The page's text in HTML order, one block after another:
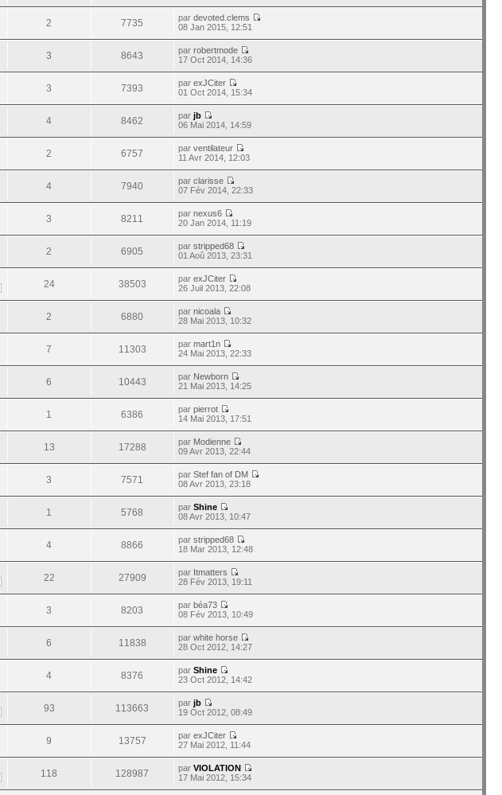
2 7735 pardevoted.clems
08 Jan 2015, 12:51
3 8643 parrobertmode
17 Oct 2014, 14:36
3 7393 parexJCiter
01 Oct 2014, 15:34
4 8462 parjb
06 Mai 2014, 14:59
2 6757 parventilateur
11 Avr 2014, 12:03
4 7940 parclarisse
07 Fév 2014, 22:33
3 8211 parnexus6
20 Jan 2014, 11:19
2 6905 parstripped68
01 Aoû 2013, 23:31
24 38503 parexJCiter
26 Juil 2013, 22:08
2 6880 parnicoala
28 Mai 2013, 10:32
7 11303 parmart1n
24 Mai 2013, 22:33
6 10443 par Newborn
21 Mai 2013, 14:25
1 6386 parpierrot
14 Mai 2013, 17:51
13 17288 par Modienne
09 Avr 2013, 22:44
3 7571 parStef fan of DM
08 Avr 2013, 23:18
1 5768 parShine
08 Avr 2013, 10:47
4 8866 parstripped68
18 Mar 2013, 12:48
22 27909 par Itmatters
28 Fév 2013, 19:11
3 8203 parbéa73
08 Fév 2013, 10:49
6 11838 parwhite horse
28 Oct 2012, 14:27
4 8376 parShine
23 Oct 2012, 14:42
93 113663 parjb
19 Oct 2012, 08:49
9 13757 parexJCiter
27 Mai 2012, 11:44
118 128987 parVIOLATION
17 Mai 2012, 15:34